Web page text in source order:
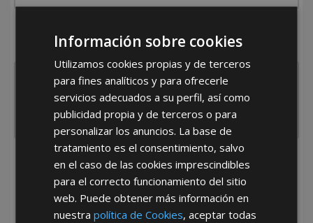
España
Portugal Otros
He leído y acepto laPolítica de Privacidad
Información sobre cookies
Utilizamos cookies propias y de terceros
para fines analíticos y para ofrecerle
servicios adecuados a su perfil, así como
publicidad propia y de terceros o para
personalizar los anuncios. La base de
tratamiento es el consentimiento, salvo
en el caso de las cookies imprescindibles
para el correcto funcionamiento del sitio
web. Puede obtener más información en
nuestrapolítica de Cookies, aceptar todas